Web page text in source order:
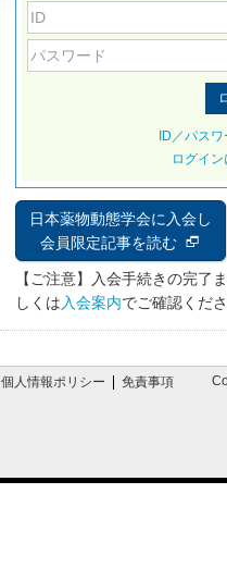
ID／パス
ログイ
日本薬物動態学会に入会し
会員限定記事を読む
【ご注意】入会手続きの完了
しくは 入会案内でご確認くださ
個人情報ポリシー 免責事項